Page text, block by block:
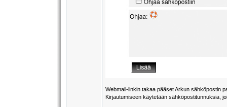
Webmail-linkin takaa pääset Arkun sähköpostin
Kirjautumiseen käytetään sähköpostitunnuksia,